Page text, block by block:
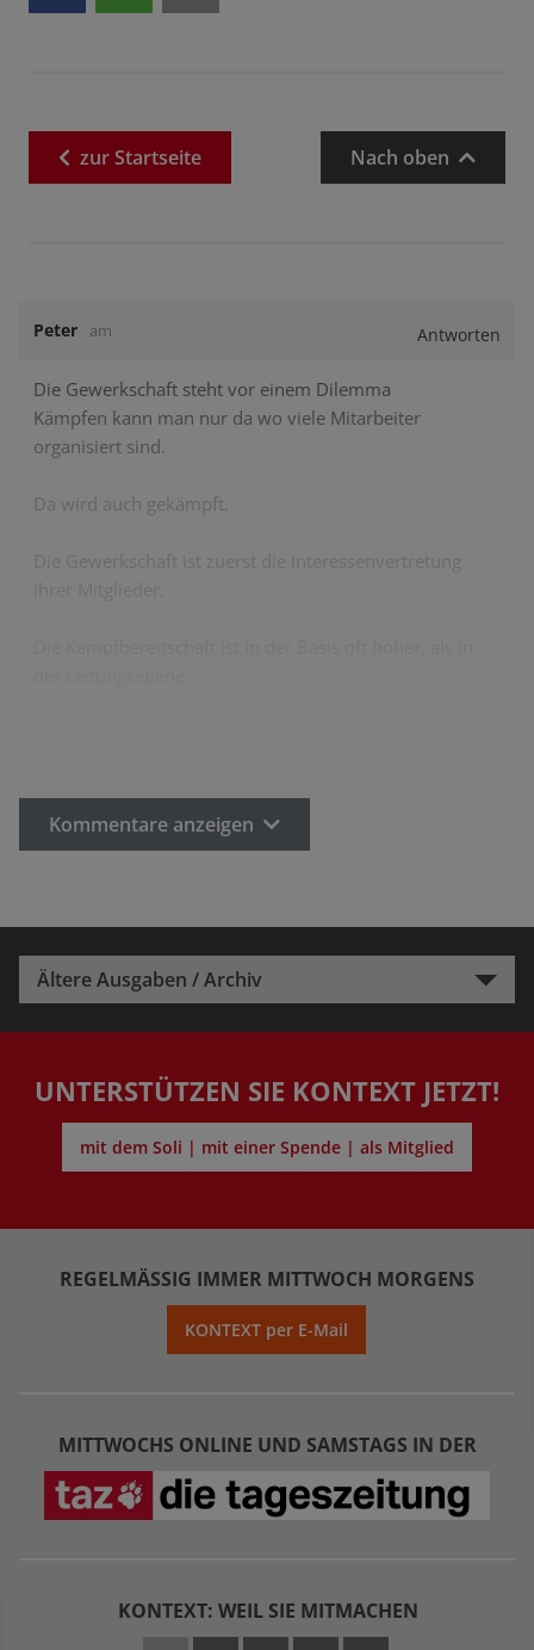
zurStartseite Nach oben
Peter am Antworten
Die Gewerkschaft steht vor einem Dilemma
Kämpfen kann man nur da wo viele Mitarbeiter
organisiert sind.
Da wird auch gekämpft.
Kommentare anzeigen
Ältere Ausgaben / Archiv
UNTERSTÜTZEN SIE KONTEXT JETZT!
mit dem Soli | mit einer Spende | als Mitglied
REGELMÄSSIG IMMER MITTWOCH MORGENS
KONTEXT per E-Mail
MITTWOCHS ONLINE UND SAMSTAGS IN DER
KONTEXT: WEIL SIE MITMACHEN